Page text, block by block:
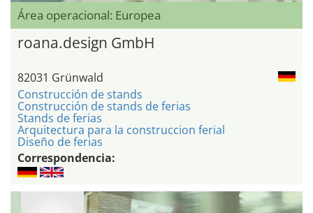
Área operacional: Europea
roana.design GmbH
82031 Grünwald
Construcción de stands
Construcción de stands de ferias
Stands de ferias
Arquitectura para la construccion ferial
Diseño de ferias
Correspondencia: